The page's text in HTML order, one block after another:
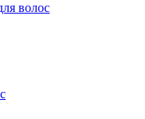
волос